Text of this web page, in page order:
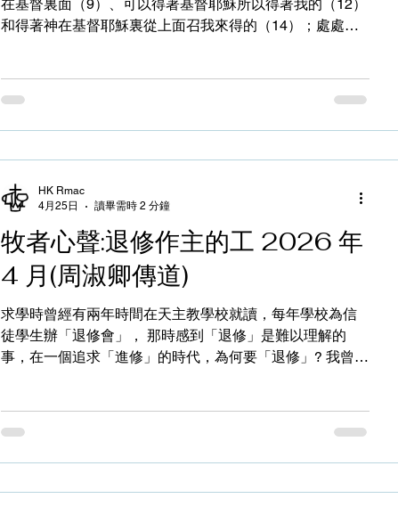
我的是：「又有落在好土裏的，就結實，有一百倍的，有
六十倍的，有三十倍的。有耳可聽的，就應當聽！」（太
在基督裏面（9）、可以得著基督耶穌所以得著我的（12）
和得著神在基督耶穌裏從上面召我來得的（14）；處處讀
還有「為了基督而愛基督」和「為了基督從新愛惜自己」
價值觀轉變的過程，正如保羅講的，因為越認識基督是至
寶，甚至將萬事都可作糞土，假如我們執著自己以為好、
以為有價值，未免輕忽了上主的寶貴。如果我們只要基督
的寶血和祂的拯救，其他的不作考慮，到頭來我們得到的
可能只是廉價的恩典、其實不真是救恩；當主耶穌讚那個
用至貴真哪達香膏膏抹主的女人時，同時講到往後我們傳
福音，都要講述這女人不惜一切沒有保留的表達對主的愛
這事。當我們沒有努力去認識主、甚或連聽道都是水過鴨
背的聽完就完…我們是不會改變固有的
牧者心聲:退修作主的工 2026 年
4 月(周淑卿傳道)
求學時曾經有兩年時間在天主教學校就讀，每年學校為信
徒學生辦「退修會」， 那時感到「退修」是難以理解的
事，在一個追求「進修」的時代，為何要「退修」? 我曾問
間，但大家都沒有認真聆聽，所以沒有提問。因此，有段
時間對「退修」有著負面的印象，直至信主後並在無法推
HK Rmac
4月25日
讀畢需時 2 分鐘